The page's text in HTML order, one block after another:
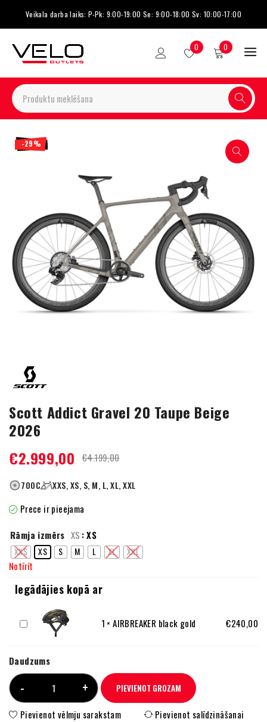
Veikala darba laiks: P-Pk: 9:00-19:00 Se: 9:00-18:00 Sv: 10:00-17:00
0 0
-29%
Scott Addict Gravel 20 Taupe Beige
2026
€4.199,00
€2.999,00
700C XXS, XS, S, M, L, XL, XXL
Prece ir pieejama
Rāmja izmērs XS : XS
XXS XS S M L XL XXL
Notīrīt
Iegādājies kopā ar
AIRBREAKER
gold
1 ×AIRBREAKER black gold €240,00
Daudzums
PIEVIENOT GROZAM
Pievienot vēlmju sarakstam Pievienot salīdzināšanai